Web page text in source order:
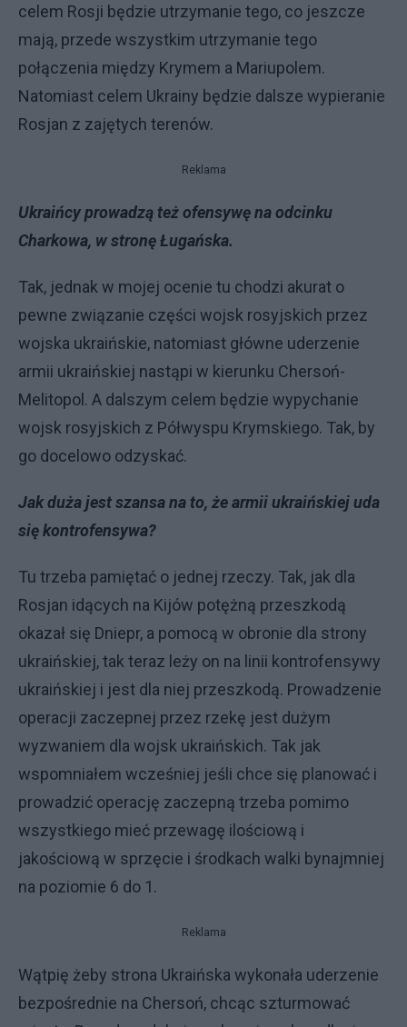
celem Rosji będzie utrzymanie tego, co jeszcze
mają, przede wszystkim utrzymanie tego
połączenia między Krymem a Mariupolem.
Natomiast celem Ukrainy będzie dalsze wypieranie
Rosjan z zajętych terenów.
Reklama
Ukraińcy prowadzą też ofensywę na odcinku
Charkowa, w stronę Ługańska.
Tak, jednak w mojej ocenie tu chodzi akurat o
pewne związanie części wojsk rosyjskich przez
wojska ukraińskie, natomiast główne uderzenie
armii ukraińskiej nastąpi w kierunku Chersoń-
Melitopol. A dalszym celem będzie wypychanie
wojsk rosyjskich z Półwyspu Krymskiego. Tak, by
go docelowo odzyskać.
Jak duża jest szansa na to, że armii ukraińskiej uda
się kontrofensywa?
Tu trzeba pamiętać o jednej rzeczy. Tak, jak dla
Rosjan idących na Kijów potężną przeszkodą
okazał się Dniepr, a pomocą w obronie dla strony
ukraińskiej, tak teraz leży on na linii kontrofensywy
ukraińskiej i jest dla niej przeszkodą. Prowadzenie
operacji zaczepnej przez rzekę jest dużym
wyzwaniem dla wojsk ukraińskich. Tak jak
wspomniałem wcześniej jeśli chce się planować i
prowadzić operację zaczepną trzeba pomimo
wszystkiego mieć przewagę ilościową i
jakościową w sprzęcie i środkach walki bynajmniej
na poziomie 6 do 1.
Reklama
Wątpię żeby strona Ukraińska wykonała uderzenie
bezpośrednie na Chersoń, chcąc szturmować